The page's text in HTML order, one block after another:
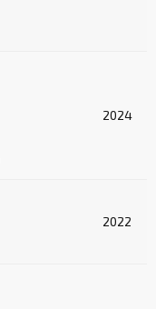
2024
2022